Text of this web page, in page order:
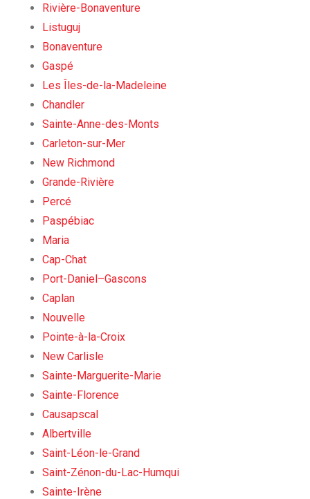
Rivière-Bonaventure
Listuguj
Bonaventure
Gaspé
Les Îles-de-la-Madeleine
Chandler
Sainte-Anne-des-Monts
Carleton-sur-Mer
New Richmond
Grande-Rivière
Percé
Paspébiac
Maria
Cap-Chat
Port-Daniel–Gascons
Caplan
Nouvelle
Pointe-à-la-Croix
New Carlisle
Sainte-Marguerite-Marie
Sainte-Florence
Causapscal
Albertville
Saint-Léon-le-Grand
Saint-Zénon-du-Lac-Humqui
Sainte-Irène